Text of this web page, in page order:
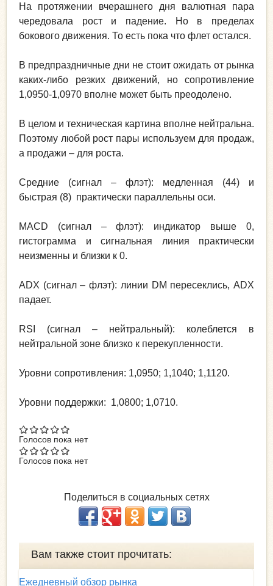
На протяжении вчерашнего дня валютная пара
чередовала рост и падение. Но в пределах
бокового движения. То есть пока что флет остался.
В предпраздничные дни не стоит ожидать от рынка
каких-либо резких движений, но сопротивление
1,0950-1,0970 вполне может быть преодолено.
В целом и техническая картина вполне нейтральна.
Поэтому любой рост пары используем для продаж,
а продажи – для роста.
Средние (сигнал – флэт): медленная (44) и
быстрая (8) практически параллельны оси.
MACD (сигнал – флэт): индикатор выше 0,
гистограмма и сигнальная линия практически
неизменны и близки к 0.
ADX (сигнал – флэт): линии DM пересеклись, ADX
падает.
RSI (сигнал – нейтральный): колеблется в
нейтральной зоне близко к перекупленности.
Уровни сопротивления: 1,0950; 1,1040; 1,1120.
Уровни поддержки: 1,0800; 1,0710.
Голосов пока нет
Голосов пока нет
Поделиться в социальных сетях
Вам также стоит прочитать:
Ежедневный обзор рынка